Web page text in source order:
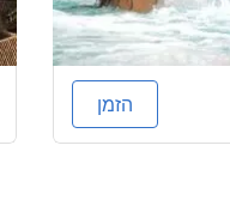
הזמן